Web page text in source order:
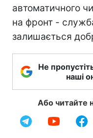
автоматичного
на фронт -
залишається
Не
наші
Або читайте